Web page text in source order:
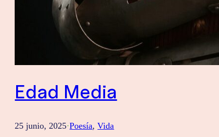
Edad Media
25 junio, 2025·Poesía, Vida